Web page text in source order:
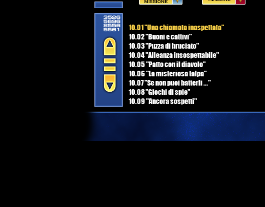
10.01 "Una chiamata inaspettata"
10.02 "Buoni e cattivi"
10.03 "Puzza di bruciato"
10.04 "Alleanza insospettabile"
10.05 "Patto con il diavolo"
10.06 "La misteriosa talpa"
10.07 "Se non puoi batterli ..."
10.08 "Giochi di spie"
10.09 "Ancora sospetti"
10.10 "Rovescia il tavolo"
10.11 "Dichiarazione di guerra"
10.12 "Che lo spettacolo abbia inizio"